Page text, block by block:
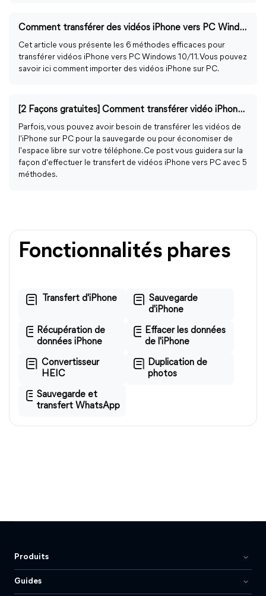
Comment transférer des vidéos iPhone vers PC Windows 11/10 ?
Cet article vous présente les 6 méthodes efficaces pour
transférer vidéos iPhone vers PC Windows 10/11. Vous pouvez
savoir ici comment importer des vidéos iPhone sur PC.
[2 Façons gratuites] Comment transférer vidéo iPhone vers PC
Parfois, vous pouvez avoir besoin de transférer les vidéos de
l'iPhone sur PC pour la sauvegarde ou pour économiser de
l'espace libre sur votre téléphone. Ce post vous guidera sur la
façon d'effectuer le transfert de vidéos iPhone vers PC avec 5
méthodes.
Fonctionnalités phares
Transfert d'iPhone
Sauvegarde
d'iPhone
Récupération de
données iPhone
Effacer les données
de l'iPhone
Convertisseur
HEIC
Duplication de
photos
Sauvegarde et
transfert WhatsApp
Produits
Guides